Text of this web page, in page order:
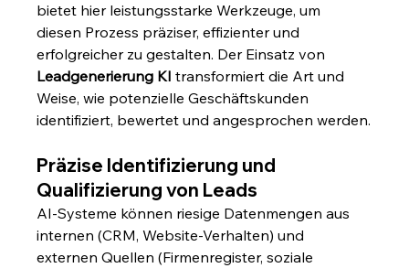
bietet hier leistungsstarke Werkzeuge, um
diesen Prozess präziser, effizienter und
erfolgreicher zu gestalten. Der Einsatz von
Leadgenerierung KI transformiert die Art und
Weise, wie potenzielle Geschäftskunden
identifiziert, bewertet und angesprochen werden.
Präzise Identifizierung und
Qualifizierung von Leads
AI-Systeme können riesige Datenmengen aus
internen (CRM, Website-Verhalten) und
externen Quellen (Firmenregister, soziale